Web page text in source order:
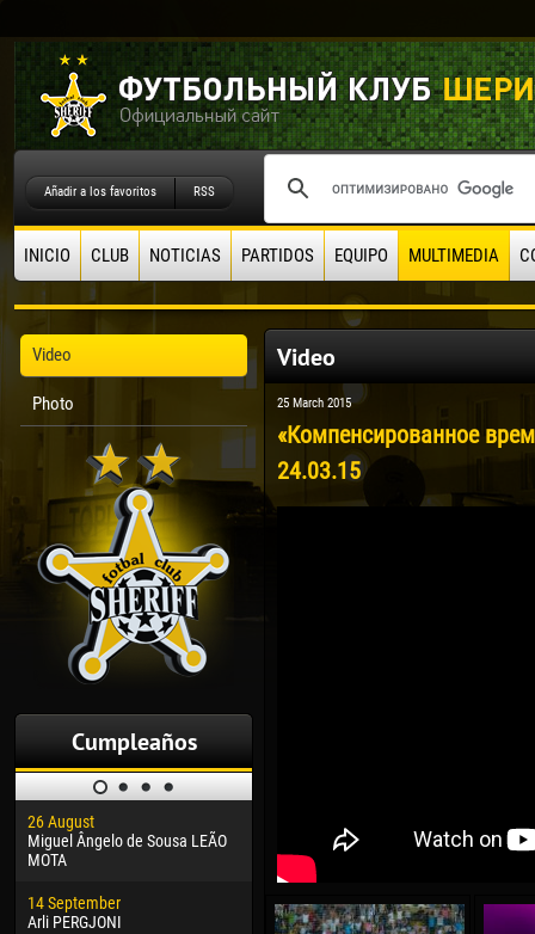
Añadir a los favoritos RSS
INICIO CLUB NOTICIAS PARTIDOS EQUIPO MULTIMEDIA
Video
Photo
Cumpleaños
26 August
Miguel Ângelo de Sousa LEÃO
MOTA
14 September
Arli PERGJONI
Dhoraso Moreo KLAS
24 February
Vladislav COSTIN
Video
25 March 2015
«Компенсированное
24.03.15